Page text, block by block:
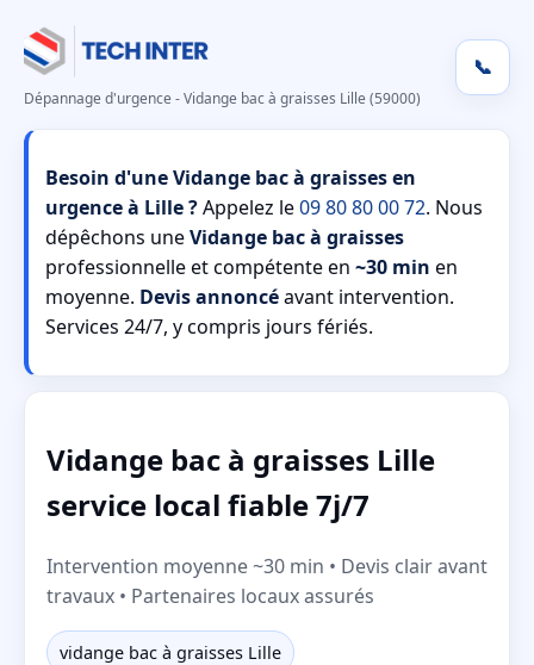
Dépannage d'urgence - Vidange bac à graisses Lille (59000)
📞
Besoin d'une Vidange bac à graisses en
urgence à Lille ?Appelez le09 80 80 00 72. Nous
dépêchons uneVidange bac à graisses
professionnelle et compétente en ~30 min en
moyenne. Devis annoncéavant intervention.
Services 24/7, y compris jours fériés.
Vidange bac à graisses Lille
service local fiable 7j/7
Intervention moyenne ~30 min • Devis clair avant
travaux • Partenaires locaux assurés
vidange bac à graisses Lille